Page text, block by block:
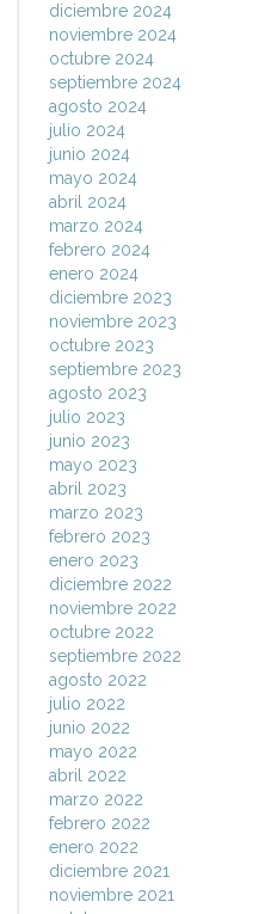
diciembre 2024
noviembre 2024
octubre 2024
septiembre 2024
agosto 2024
julio 2024
junio 2024
mayo 2024
abril 2024
marzo 2024
febrero 2024
enero 2024
diciembre 2023
noviembre 2023
octubre 2023
septiembre 2023
agosto 2023
julio 2023
junio 2023
mayo 2023
abril 2023
marzo 2023
febrero 2023
enero 2023
diciembre 2022
noviembre 2022
octubre 2022
septiembre 2022
agosto 2022
julio 2022
junio 2022
mayo 2022
abril 2022
marzo 2022
febrero 2022
enero 2022
diciembre 2021
noviembre 2021